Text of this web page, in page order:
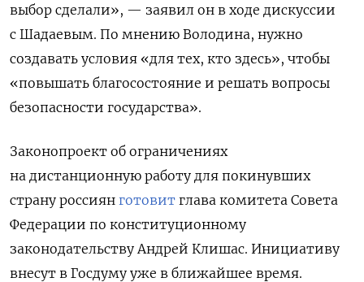
выбор сделали», — заявил он в ходе дискуссии
с Шадаевым. По мнению Володина, нужно
создавать условия «для тех, кто здесь», чтобы
«повышать благосостояние и решать вопросы
безопасности государства».
Законопроект об ограничениях
на дистанционную работу для покинувших
страну россиян готовит глава комитета Совета
Федерации по конституционному
законодательству Андрей Клишас. Инициативу
внесут в Госдуму уже в ближайшее время.